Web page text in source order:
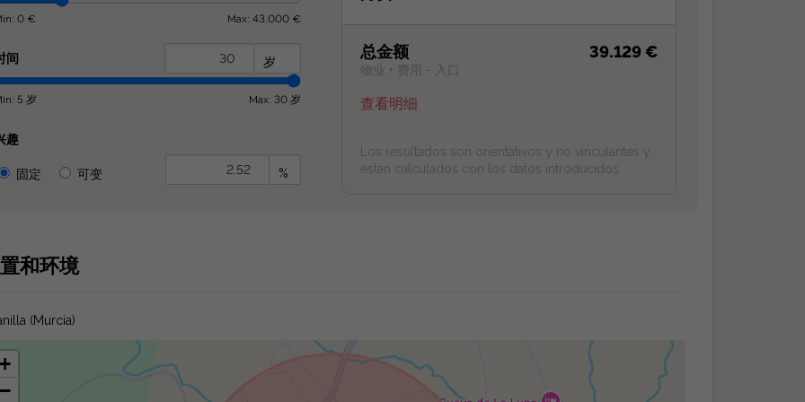
0 € Max: 43.000 €
间 岁
5 岁 Max: 30 岁
趣
固定 可变 %
总金额
物业 + 费用 - 入口
查看明细
39.129 €
Los resultados son orientativos y no vinculantes y
estan calculados con los datos introducidos.
和环境
(Murcia)
+
−